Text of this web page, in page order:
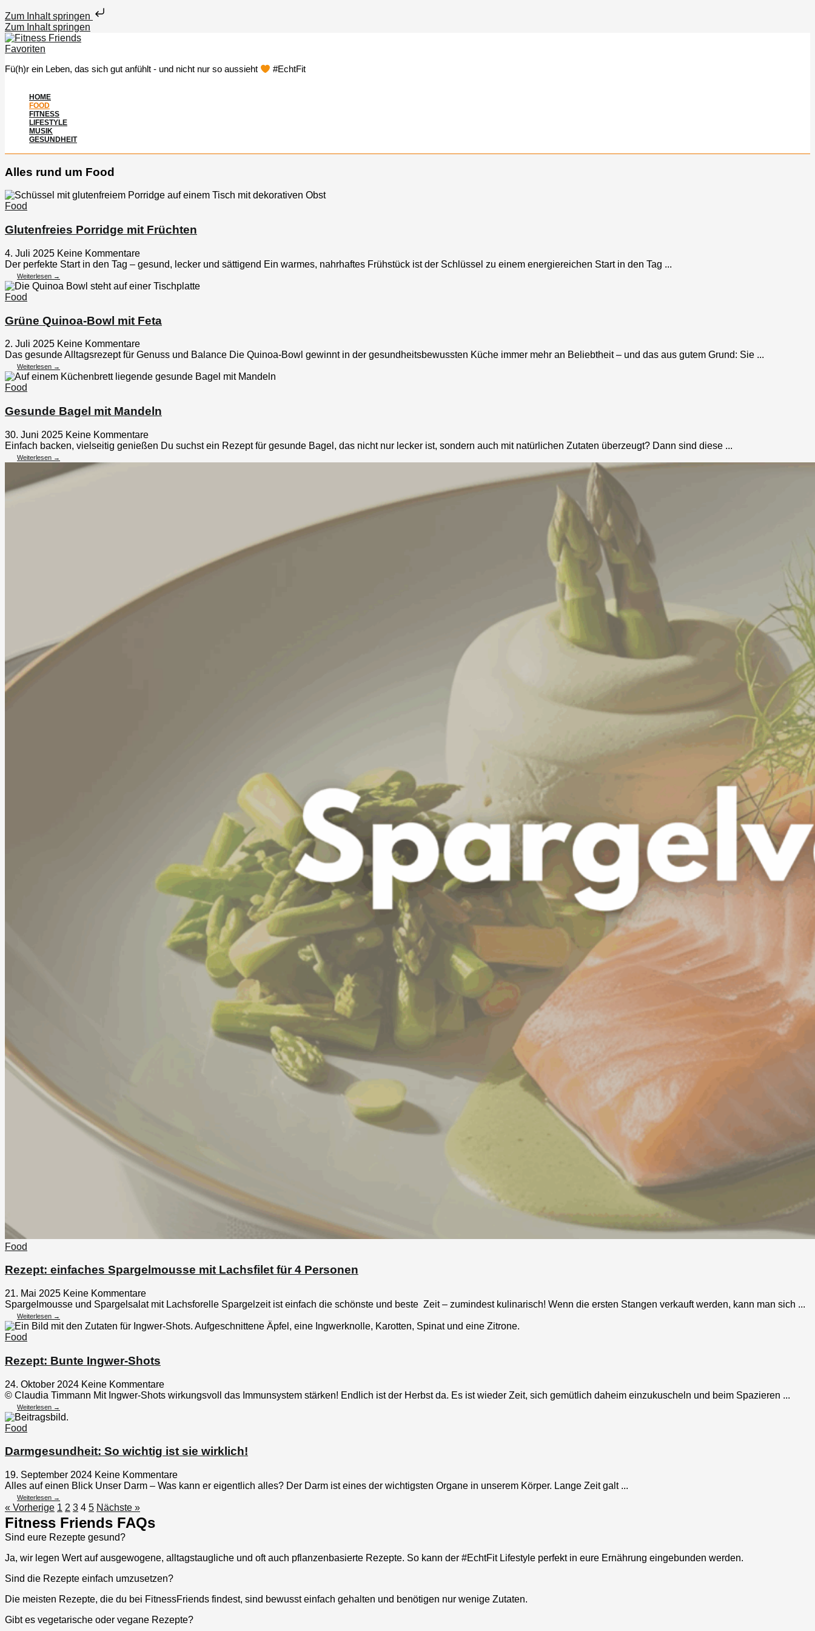
Zum Inhalt springen
Zum Inhalt springen
Fü(h)r ein Leben, das sich gut anfühlt - und nicht nur so aussieht #EchtFit
HOME
FOOD
FITNESS
LIFESTYLE
MUSIK
GESUNDHEIT
Alles rund um Food
Food
Glutenfreies Porridge mit Früchten
4. Juli 2025 Keine Kommentare
Der perfekte Start in den Tag – gesund, lecker und sättigend Ein warmes, nahrhaftes Frühstück ist der Schlüssel zu einem energiereichen Start in den Tag ...
Weiterlesen →
Food
Grüne Quinoa-Bowl mit Feta
2. Juli 2025 Keine Kommentare
Das gesunde Alltagsrezept für Genuss und Balance Die Quinoa-Bowl gewinnt in der gesundheitsbewussten Küche immer mehr an Beliebtheit – und das aus gutem Grund: Sie ...
Weiterlesen →
Food
Gesunde Bagel mit Mandeln
30. Juni 2025 Keine Kommentare
Einfach backen, vielseitig genießen Du suchst ein Rezept für gesunde Bagel, das nicht nur lecker ist, sondern auch mit natürlichen Zutaten überzeugt? Dann sind diese ...
Weiterlesen →
Food
Rezept: einfaches Spargelmousse mit Lachsfilet für 4 Personen
21. Mai 2025 Keine Kommentare
Spargelmousse und Spargelsalat mit Lachsforelle Spargelzeit ist einfach die schönste und beste Zeit – zumindest kulinarisch! Wenn die ersten Stangen verkauft werden, kann man sich ...
Weiterlesen →
Food
Rezept: Bunte Ingwer-Shots
24. Oktober 2024 Keine Kommentare
© Claudia Timmann Mit Ingwer-Shots wirkungsvoll das Immunsystem stärken! Endlich ist der Herbst da. Es ist wieder Zeit, sich gemütlich daheim einzukuscheln und beim Spazieren ...
Weiterlesen →
Food
Darmgesundheit: So wichtig ist sie wirklich!
19. September 2024 Keine Kommentare
Alles auf einen Blick Unser Darm – Was kann er eigentlich alles? Der Darm ist eines der wichtigsten Organe in unserem Körper. Lange Zeit galt ...
Weiterlesen →
« Vorherige 1 2 3 4 5 Nächste »
Fitness Friends FAQs
Sind eure Rezepte gesund?
Ja, wir legen Wert auf ausgewogene, alltagstaugliche und oft auch pflanzenbasierte Rezepte. So kann der #EchtFit Lifestyle perfekt in eure Ernährung eingebunden werden.
Sind die Rezepte einfach umzusetzen?
Die meisten Rezepte, die du bei FitnessFriends findest, sind bewusst einfach gehalten und benötigen nur wenige Zutaten.
Gibt es vegetarische oder vegane Rezepte?